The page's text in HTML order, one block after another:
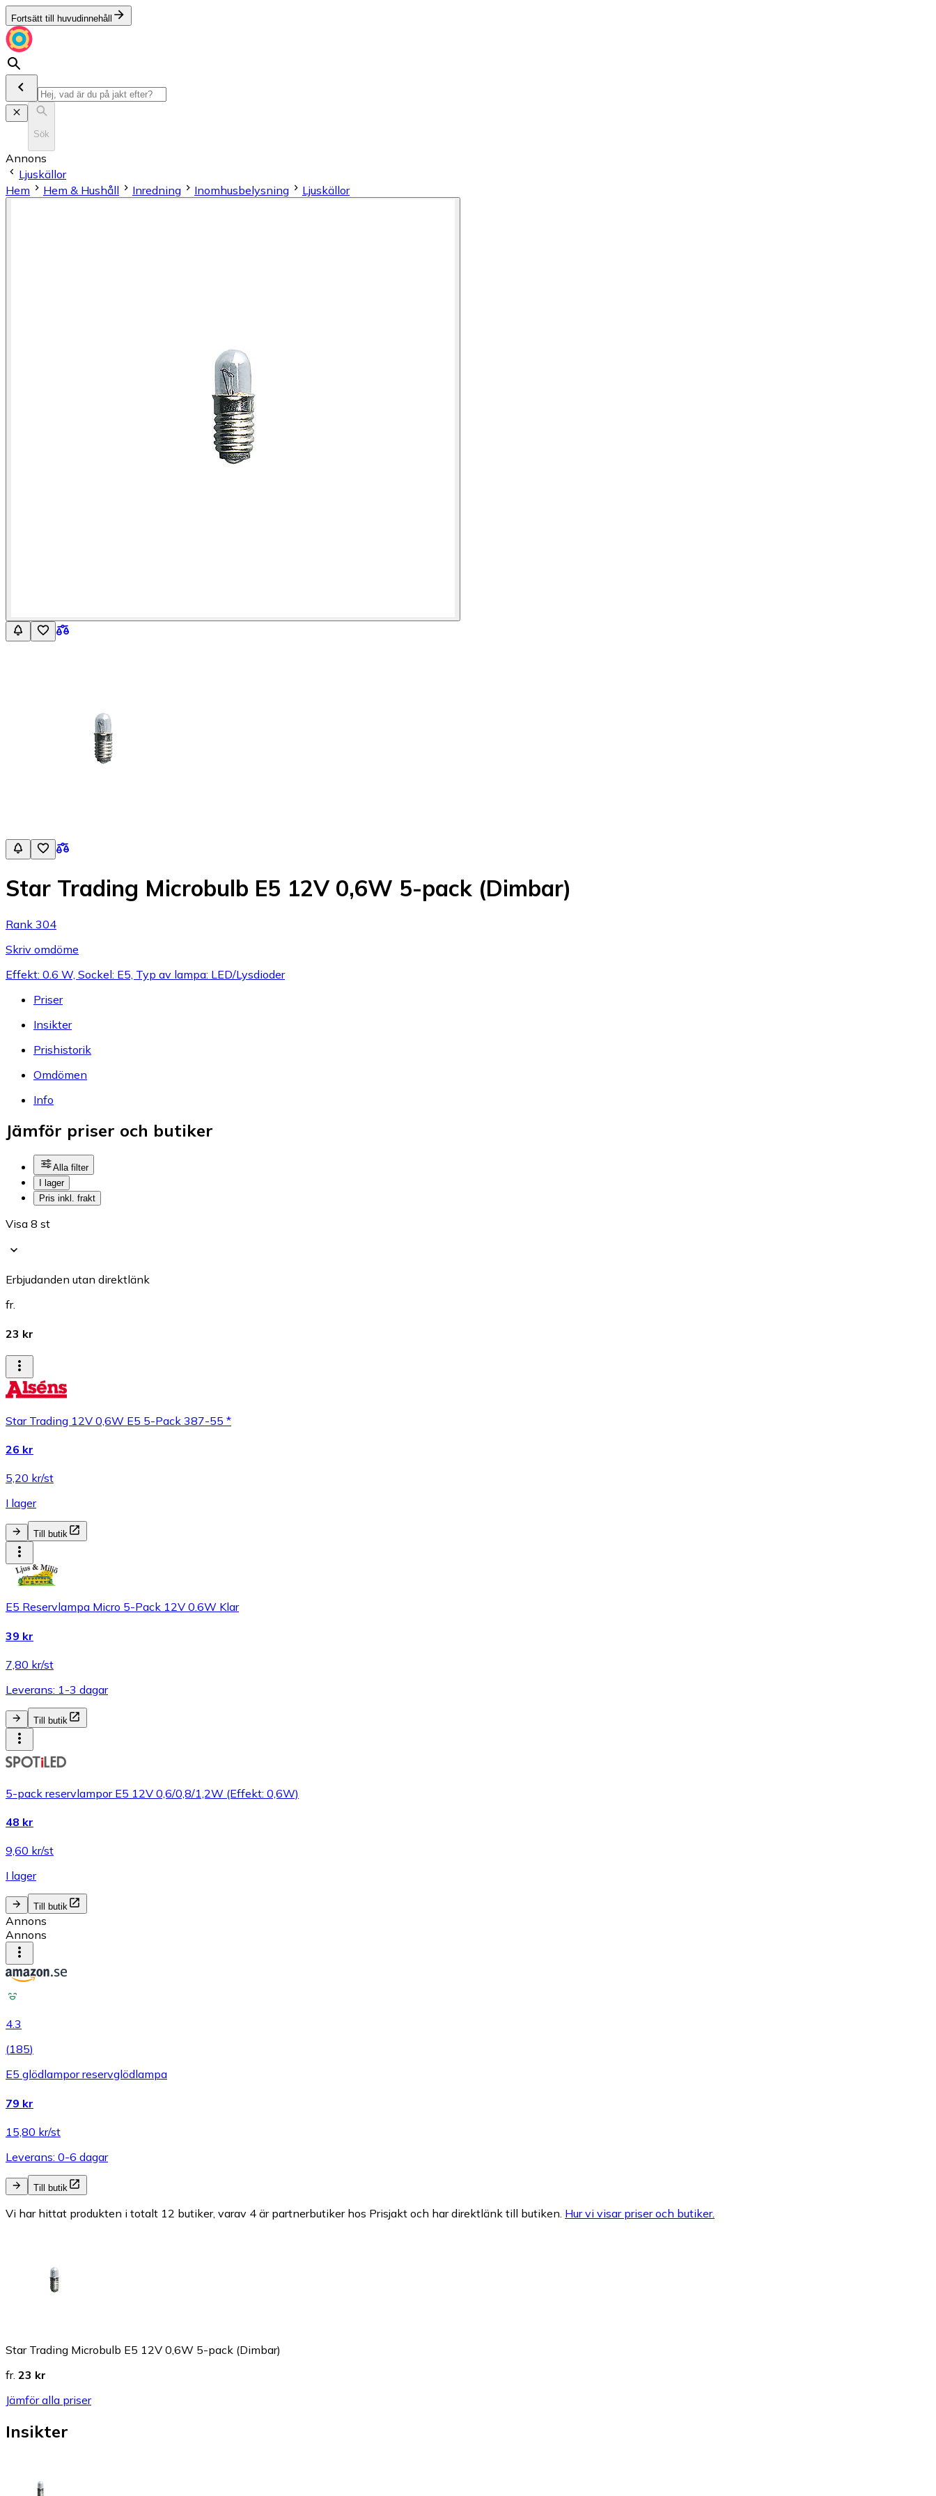
Fortsätt till huvudinnehåll
Sök
Annons
Ljuskällor
Hem
Hem & Hushåll Inredning Inomhusbelysning Ljuskällor
Star Trading Microbulb E5 12V 0,6W 5-pack (Dimbar)
Rank 304
Skriv omdöme
Effekt: 0.6 W, Sockel: E5, Typ av lampa: LED/Lysdioder
Priser
Insikter
Prishistorik
Omdömen
Info
Jämför priser och butiker
Alla filter
I lager
Pris inkl. frakt
Visa 8 st
Erbjudanden utan direktlänk
fr.
23 kr
Star Trading 12V 0,6W E5 5-Pack 387-55 *
26 kr
5,20 kr/st
I lager
Till butik
E5 Reservlampa Micro 5-Pack 12V 0.6W Klar
39 kr
7,80 kr/st
Leverans: 1-3 dagar
Till butik
5-pack reservlampor E5 12V 0,6/0,8/1,2W (Effekt: 0,6W)
48 kr
9,60 kr/st
I lager
Till butik
Annons
Annons
4.3
(185)
E5 glödlampor reservglödlampa
79 kr
15,80 kr/st
Leverans: 0-6 dagar
Till butik
Vi har hittat produkten i totalt 12 butiker, varav 4 är partnerbutiker hos Prisjakt och har direktlänk till butiken. Hur vi visar priser och butiker.
Star Trading Microbulb E5 12V 0,6W 5-pack (Dimbar)
fr. 23 kr
Jämför alla priser
Insikter